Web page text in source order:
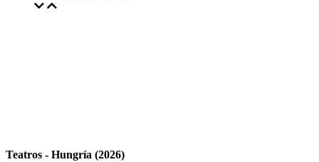
Teatros - Hungría (2026)